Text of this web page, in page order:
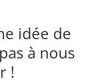
idée de
à nous
!